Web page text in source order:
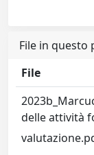
File in questo
File
delle attività